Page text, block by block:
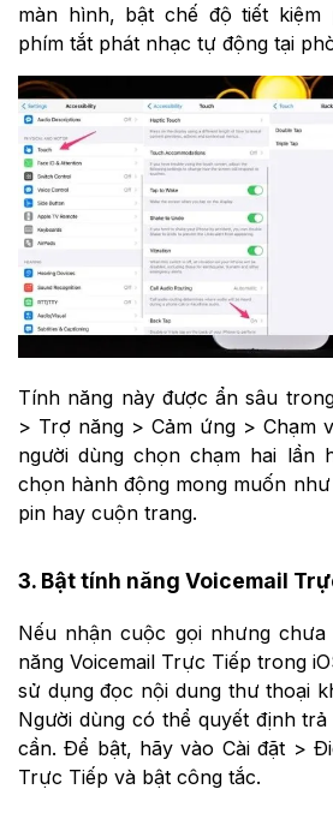
màn hình, bật chế độ tiết kiệm
phím tắt phát nhạc tự động tại
Tính năng này được ẩn sâu
> Trợ năng > Cảm ứng > Chạm
người dùng chọn chạm hai lần
chọn hành động mong muốn
pin hay cuộn trang.
3. Bật tính năng Voicemail
Nếu nhận cuộc gọi nhưng
năng Voicemail Trực Tiếp trong
sử dụng đọc nội dung thư thoại
Người dùng có thể quyết định
cần. Để bật, hãy vào Cài đặt >
Trực Tiếp và bật công tắc.